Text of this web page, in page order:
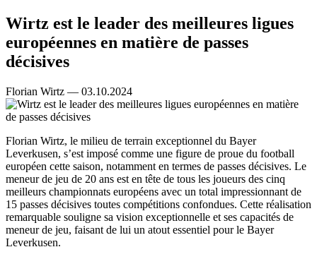
Wirtz est le leader des meilleures ligues
européennes en matière de passes
décisives
Florian Wirtz — 03.10.2024
Florian Wirtz, le milieu de terrain exceptionnel du Bayer
Leverkusen, s’est imposé comme une figure de proue du football
européen cette saison, notamment en termes de passes décisives. Le
meneur de jeu de 20 ans est en tête de tous les joueurs des cinq
meilleurs championnats européens avec un total impressionnant de
15 passes décisives toutes compétitions confondues. Cette réalisation
remarquable souligne sa vision exceptionnelle et ses capacités de
meneur de jeu, faisant de lui un atout essentiel pour le Bayer
Leverkusen.